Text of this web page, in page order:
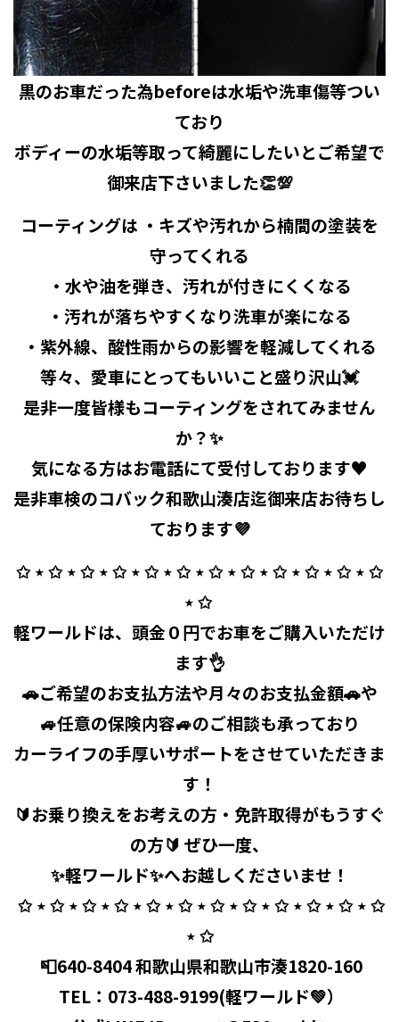
黒のお車だった為beforeは水垢や洗車傷等つい
ており
ボディーの水垢等取って綺麗にしたいとご希望で
御来店下さいました👏💯
コーティングは ・キズや汚れから楠間の塗装を
守ってくれる
・水や油を弾き、汚れが付きにくくなる
・汚れが落ちやすくなり洗車が楽になる
・紫外線、酸性雨からの影響を軽減してくれる
等々、愛車にとってもいいこと盛り沢山💓
是非一度皆様もコーティングをされてみません
か？✨
気になる方はお電話にて受付しております♥
是非車検のコバック和歌山湊店迄御来店お待ちし
ております💜
✩ ⋆ ✩ ⋆ ✩ ⋆ ✩ ⋆ ✩ ⋆ ✩ ⋆ ✩ ⋆ ✩ ⋆ ✩ ⋆ ✩ ⋆ ✩ ⋆ ✩
⋆ ✩ ⁡
軽ワールドは、頭金０円でお車をご購入いただけ
ます👌
🚗ご希望のお支払方法や月々のお支払金額🚗や
🚙任意の保険内容🚙のご相談も承っており
カーライフの手厚いサポートをさせていただきま
す！
🔰お乗り換えをお考えの方・免許取得がもうすぐ
の方🔰 ぜひ一度、
✨軽ワールド✨へお越しくださいませ！
⁡ ✩ ⋆ ✩ ⋆ ✩ ⋆ ✩ ⋆ ✩ ⋆ ✩ ⋆ ✩ ⋆ ✩ ⋆ ✩ ⋆ ✩ ⋆ ✩ ⋆ ✩
⋆ ✩
⁡ 📮640-8404 和歌山県和歌山市湊1820-160
⁡ TEL： 073-488-9199(軽ワールド💚）